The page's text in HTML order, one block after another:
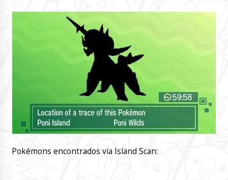
Pokémons encontrados via Island Scan: